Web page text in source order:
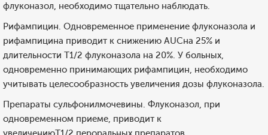
флуконазол, необходимо тщательно наблюдать.
Рифампицин. Одновременное применение флуконазола и
рифампицина приводит к снижению AUCна 25% и
длительности T1/2 флуконазола на 20%. У больных,
одновременно принимающих рифампицин, необходимо
учитывать целесообразность увеличения дозы флуконазола.
Препараты сульфонилмочевины. Флуконазол, при
одновременном приеме, приводит к